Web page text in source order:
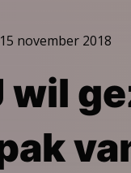
15 november 2018
wil